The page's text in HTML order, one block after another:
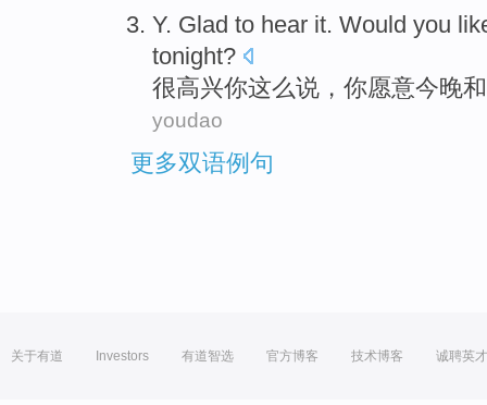
Y. Glad to hear it. Would you
tonight?
很高兴你这么说，你愿意今晚和
youdao
更多双语例句
关于有道 Investors 有道智选 官方博客 技术博客 诚聘英才